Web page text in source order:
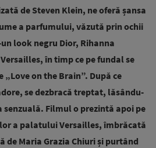
de Steven Klein, ne oferă șansa
a parfumului, văzută prin ochii
look negru Dior, Rihanna
în timp ce pe fundal se
„Love on the Brain”. După ce
se dezbracă treptat, lăsându-
senzuală. Filmul o prezintă apoi pe
a palatului Versailles, îmbrăcată
de Maria Grazia Chiuri și purtând